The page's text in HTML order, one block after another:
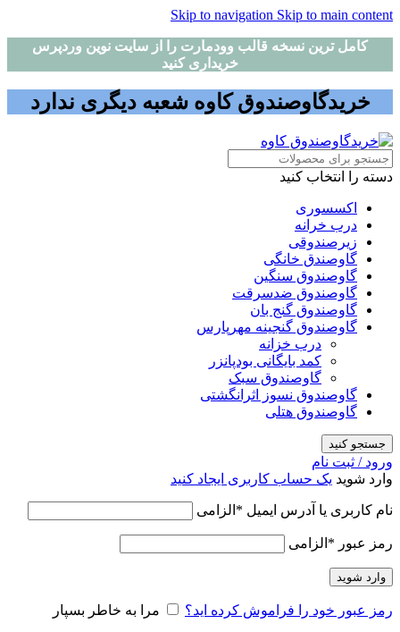
Skip to navigation Skip to main content
کامل ترین نسخه قالب وودمارت را از سایت نوین وردپرس
خریداری کنید
خریدگاوصندوق کاوه شعبه دیگری ندارد
دسته را انتخاب کنید
اکسسوری
درب خرانه
زیرصندوقی
گاوصندق خانگی
گاوصندوق سنگین
گاوصندوق ضدسرقت
گاوصندوق گنج بان
گاوصندوق گنجینه مهرپارس
درب خزانه
کمد بایگانی بودپانزر
گاوصندوق سبک
گاوصندوق نسوز اثرانگشتی
گاوصندوق هتلی
جستجو کنید
ورود / ثبت نام
وارد شوید یک حساب کاربری ایجاد کنید
نام کاربری یا آدرس ایمیل * الزامی
رمز عبور * الزامی
وارد شوید
رمز عبور خود را فراموش کرده اید؟ مرا به خاطر بسپار